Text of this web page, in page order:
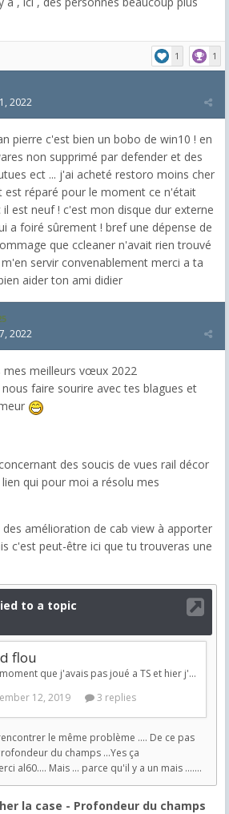
1 1
2022
pierre c'est bien un bobo de win10 ! en
non supprimé par defender et des
ect ... j'ai acheté restoro moins cher
est réparé pour le moment ce n'était
est neuf ! c'est mon disque dur externe
a foiré sûrement ! bref une dépense de
que ccleaner n'avait rien trouvé
servir convenablement merci a ta
aider ton ami didier
2022
meilleurs vœux 2022
faire sourire avec tes blagues et
des soucis de vues rail décor
qui pour moi a résolu mes
amélioration de cab view à apporter
c'est peut-être ici que tu trouveras une
la case - Profondeur du champs